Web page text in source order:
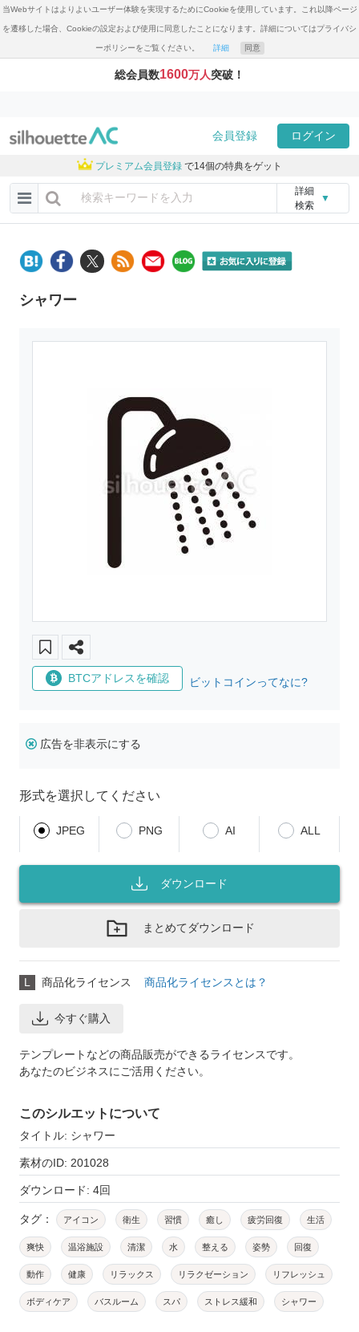
当Webサイトはよりよいユーザー体験を実現するためにCookieを使用しています。これ以降ページ
を遷移した場合、Cookieの設定および使用に同意したことになります。詳細についてはプライバシ
ーポリシーをご覧ください。 詳細 同意
総会員数1600万人突破！
会員登録 ログイン
プレミアム会員登録 で14個の特典をゲット
詳細
検索
▼
シャワー
BTCアドレスを確認 ビットコインってなに?
広告を非表示にする
形式を選択してください
JPEG PNG AI ALL
ダウンロード
まとめてダウンロード
L 商品化ライセンス 商品化ライセンスとは？
今すぐ購入
テンプレートなどの商品販売ができるライセンスです。
あなたのビジネスにご活用ください。
このシルエットについて
タイトル: シャワー
素材のID: 201028
ダウンロード: 4回
タグ： アイコン 衛生 習慣 癒し 疲労回復 生活
爽快 温浴施設 清潔 水 整える 姿勢 回復
動作 健康 リラックス リラクゼーション リフレッシュ
ボディケア バスルーム スパ ストレス緩和 シャワー